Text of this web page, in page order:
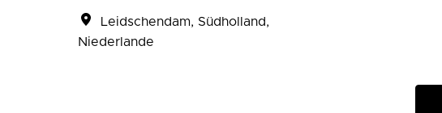
Leidschendam, Südholland,
Niederlande